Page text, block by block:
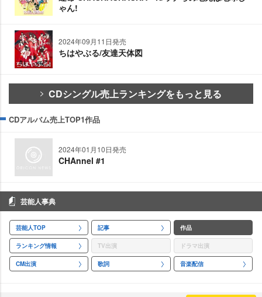
ゃん!
2024年09月11日発売
ちはやぶる/友達天体図
CDシングル売上ランキングをもっと見る
CDアルバム売上TOP1作品
2024年01月10日発売
CHAnnel #1
芸能人事典
芸能人TOP 記事 作品
ランキング情報 TV出演 ドラマ出演
CM出演 歌詞 音楽配信